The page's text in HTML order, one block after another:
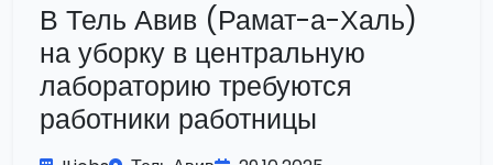
В Тель Авив (Рамат-а-Халь)
на уборку в центральную
лабораторию требуются
работники работницы